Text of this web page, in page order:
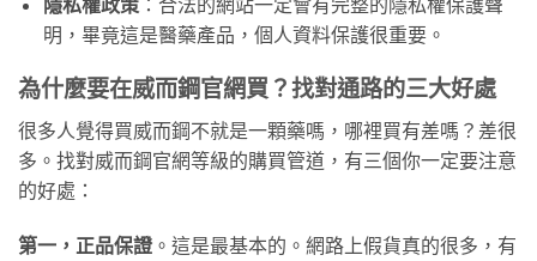
隱私權政策：合法的網站一定會有完整的隱私權保護聲
明，畢竟這是醫藥產品，個人資料保護很重要。
為什麼要在威而鋼官網買？找對通路的三大好處
很多人覺得買威而鋼不就是一顆藥嗎，哪裡買有差嗎？差很
多。找對威而鋼官網等級的購買管道，有三個你一定要注意
的好處：
第一，正品保證 。這是最基本的。網路上假貨真的很多，有